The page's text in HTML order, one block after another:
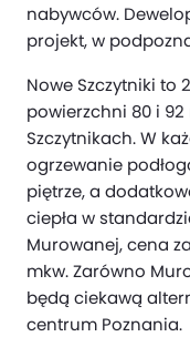
nabywców.
projekt, w
Nowe Szczytniki to
powierzchni 80 i
Szczytnikach. W
ogrzewanie
piętrze, a
ciepła w
Murowanej, cena
mkw. Zarówno
będą ciekawą
centrum Poznania.